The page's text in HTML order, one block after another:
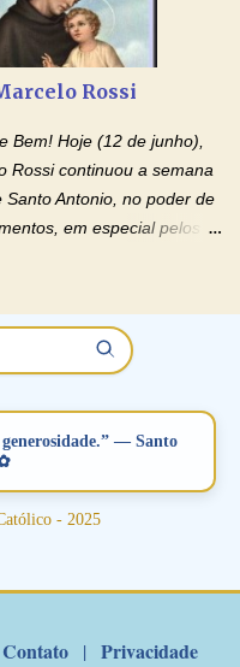
Ágape de Jesus curar e
Devoção e Fé
outras pessoas no
a relação do
ou esposa diante de
...
Rossi
Bem! Hoje (12 de junho),
Rossi continuou a semana
Antonio, no poder de
em especial pelos
para vocês. Não perca
de Fé do Padre Marcelo,
de orações. Você que
no relacionamento
deste santo amigo:
pois ele intercede por nós
Jesus e no Amor Materno
— Santo
- 2025
Contato | Privacidade